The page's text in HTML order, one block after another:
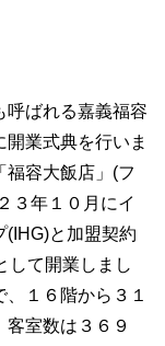
呼ばれる嘉義福容
業式典を行いま
福容大飯店」(フ
３年１０月にイ
(IHG)と加盟契約
して開業しまし
１６階から３１
室数は３６９